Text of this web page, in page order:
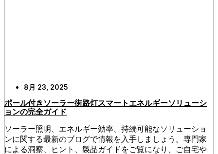
8月 23, 2025
ポール付きソーラー街路灯スマートエネルギーソリューシ
ョンの完全ガイド
ソーラー照明、エネルギー効率、持続可能なソリューショ
ンに関する最新のブログで情報を入手しましょう。専門家
による洞察、ヒント、製品ガイドをご覧になり、ご自宅や